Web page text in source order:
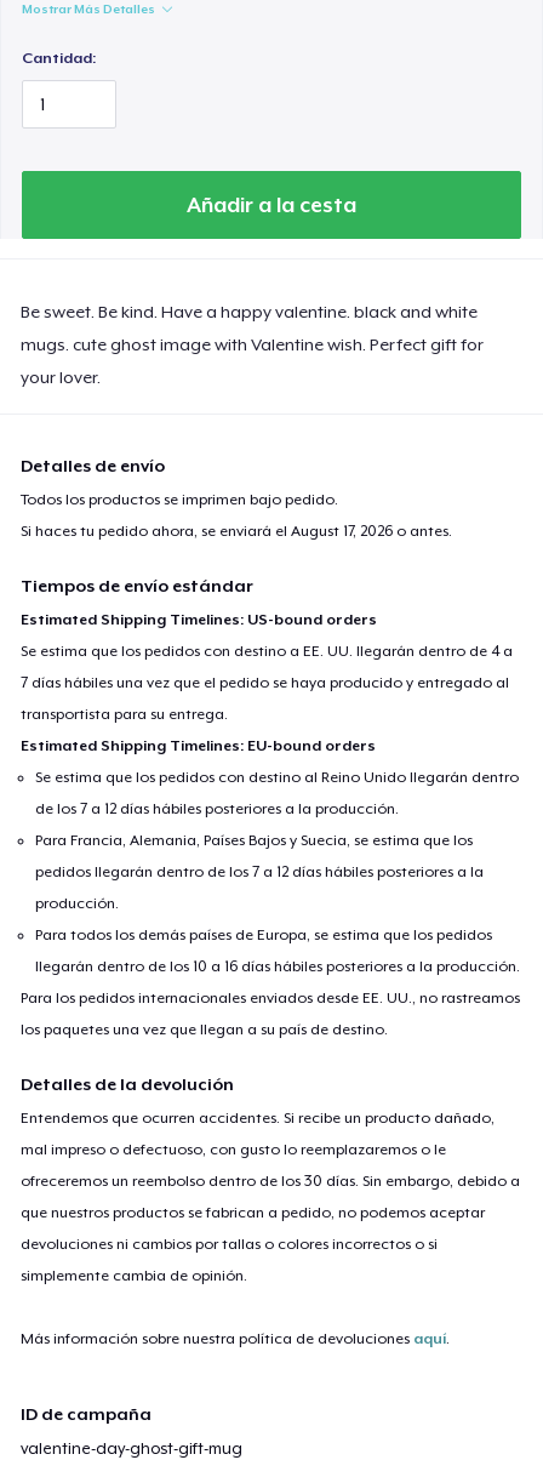
Mostrar Más Detalles
Cantidad:
Añadir a la cesta
Be sweet. Be kind. Have a happy valentine. black and white
mugs. cute ghost image with Valentine wish. Perfect gift for
your lover.
Detalles de envío
Todos los productos se imprimen bajo pedido.
Si haces tu pedido ahora, se enviará elAugust 17, 2026 o antes.
Tiempos de envío estándar
Estimated Shipping Timelines: US-bound orders
Se estima que los pedidos con destino a EE. UU. llegarán dentro de 4 a
7 días hábiles una vez que el pedido se haya producido y entregado al
transportista para su entrega.
Estimated Shipping Timelines: EU-bound orders
Se estima que los pedidos con destino al Reino Unido llegarán dentro
de los 7 a 12 días hábiles posteriores a la producción.
Para Francia, Alemania, Países Bajos y Suecia, se estima que los
pedidos llegarán dentro de los 7 a 12 días hábiles posteriores a la
producción.
Para todos los demás países de Europa, se estima que los pedidos
llegarán dentro de los 10 a 16 días hábiles posteriores a la producción.
Para los pedidos internacionales enviados desde EE. UU., no rastreamos
los paquetes una vez que llegan a su país de destino.
Detalles de la devolución
Entendemos que ocurren accidentes. Si recibe un producto dañado,
mal impreso o defectuoso, con gusto lo reemplazaremos o le
ofreceremos un reembolso dentro de los 30 días. Sin embargo, debido a
que nuestros productos se fabrican a pedido, no podemos aceptar
devoluciones ni cambios por tallas o colores incorrectos o si
simplemente cambia de opinión.
Más información sobre nuestra política de devoluciones aquí
ID de campaña
valentine-day-ghost-gift-mug